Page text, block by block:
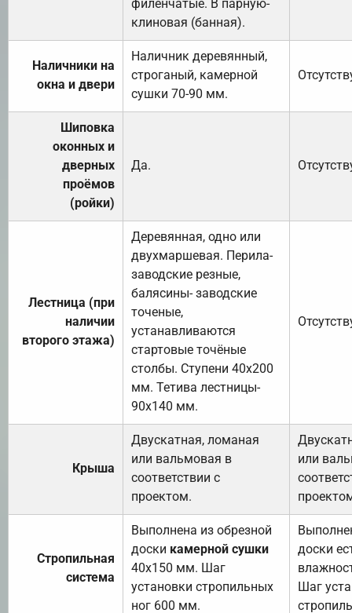
филёнчатые. В парную-
клиновая (банная).
Наличники на
окна и двери
Наличник деревянный,
строганый, камерной
сушки 70-90 мм.
Шиповка
оконных и
дверных
проёмов
(ройки)
Да.
Лестница (при
наличии
второго этажа)
Деревянная, одно или
двухмаршевая. Перила-
заводские резные,
балясины- заводские
точеные,
устанавливаются
стартовые точёные
столбы. Ступени 40х200
мм. Тетива лестницы-
90х140 мм.
Крыша
Двускатная, ломаная
или вальмовая в
соответствии с
проектом.
или
Стропильная
система
Выполнена из обрезной
доски камерной сушки
40х150 мм. Шаг
установки стропильных
ног 600 мм.
доски
Шаг